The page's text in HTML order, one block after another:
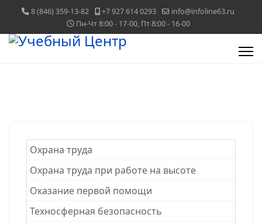
8 (846) 359-13-82 +7 927 614 0293
info@infoline63.ru
Пн-Чт 8:00 - 17-00, Пт 8:00 - 16-00
Охрана труда
Охрана труда при работе на высоте
Оказание первой помощи
Техносферная безопасность